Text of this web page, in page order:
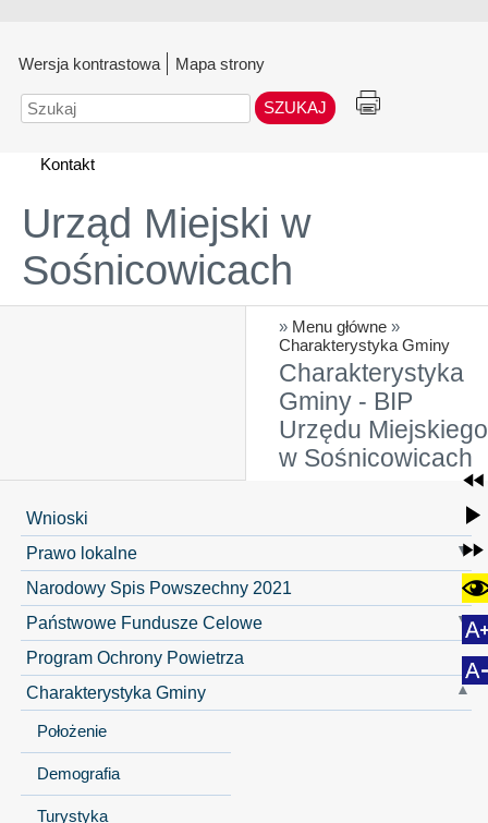
Wersja kontrastowa Mapa strony
Szukaj
Kontakt
Urząd Miejski w
Sośnicowicach
» Menu główne »
Charakterystyka Gminy
Charakterystyka
Gminy - BIP
Urzędu Miejskiego
w Sośnicowicach
Wnioski
Prawo lokalne
Narodowy Spis Powszechny 2021
Państwowe Fundusze Celowe
Program Ochrony Powietrza
Charakterystyka Gminy
Położenie
Demografia
Turystyka